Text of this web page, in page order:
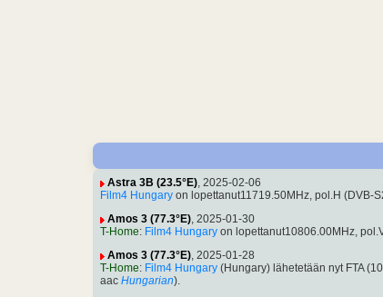
Astra 3B (23.5°E), 2025-02-06
Film4 Hungary on lopettanut11719.50MHz, pol.H (DVB-
Amos 3 (77.3°E), 2025-01-30
T-Home: Film4 Hungary on lopettanut10806.00MHz,
Amos 3 (77.3°E), 2025-01-28
T-Home: Film4 Hungary (Hungary) lähetetään nyt FTA
aac Hungarian).